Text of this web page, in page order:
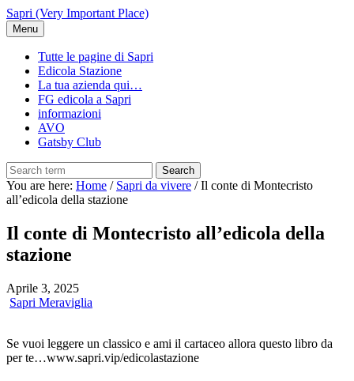
Skip
to
main
content
Sapri (Very Important Place)
Menu
Tutte le pagine di Sapri
Edicola Stazione
La tua azienda qui…
FG edicola a Sapri
informazioni
AVO
Gatsby Club
Search
You are here: Home / Sapri da vivere /Il conte di Montecristo
all’edicola della stazione
Il conte di Montecristo all’edicola della
stazione
Aprile 3, 2025
Sapri Meraviglia
Se vuoi leggere un classico e ami il cartaceo allora questo libro da
per te…www.sapri.vip/edicolastazione